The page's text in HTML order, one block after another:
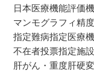
日本医療機能評価
マンモグラフィ精
指定難病指定医療
不在者投票指定施設
肝がん・重度肝硬